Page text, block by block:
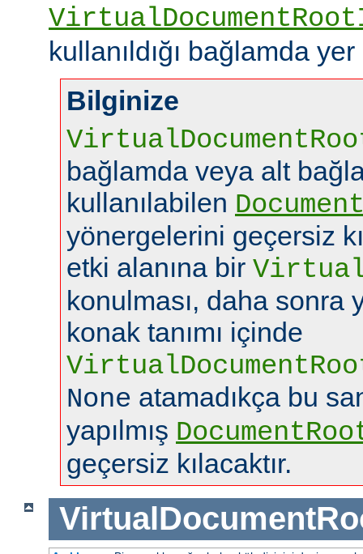
kullanıldığı bağlamda
Bilginize
bağlamda veya alt
kullanılabilen
yönergelerini geçersiz
etki alanına bir
konulması, daha sonra
konak tanımı içinde
None atamadıkça bu
yapılmış
geçersiz kılacaktır.